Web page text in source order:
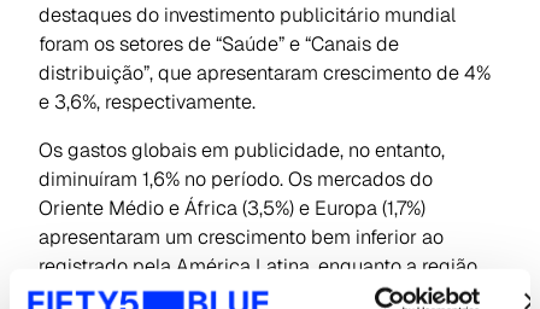
destaques do investimento publicitário mundial
foram os setores de “Saúde” e “Canais de
distribuição”, que apresentaram crescimento de 4%
e 3,6%, respectivamente.
Os gastos globais em publicidade, no entanto,
diminuíram 1,6% no período. Os mercados do
Oriente Médio e África (3,5%) e Europa (1,7%)
apresentaram um crescimento bem inferior ao
registrado pela América Latina, enquanto a região
Ásia-Pacífico (-1,7%) e a América do Norte (-4,8%)